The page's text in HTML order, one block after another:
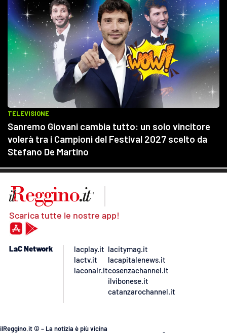
Scarica tutte le nostre app!
LaC Network
lacplay.it
lactv.it
laconair.it
lacitymag.it
lacapitalenews.it
cosenzachannel.it
ilvibonese.it
catanzarochannel.it
ilReggino.it © – La notizia è più vicina